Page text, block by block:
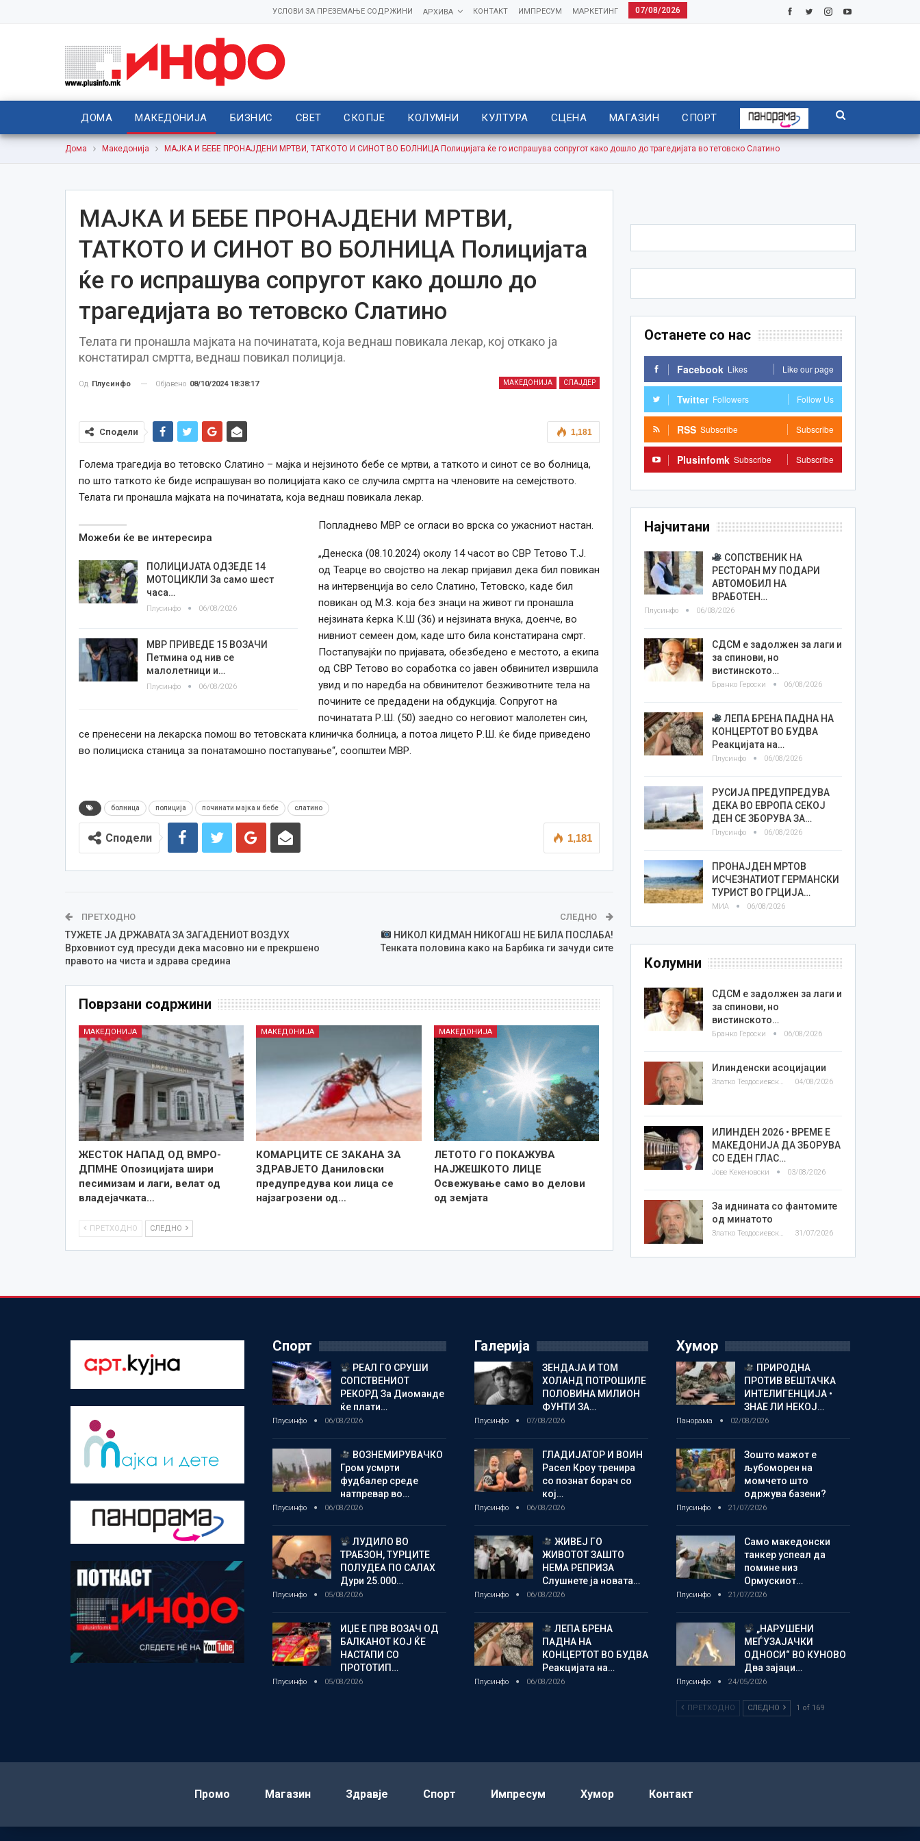
07/08/2026
МАРКЕТИНГ
ИМПРЕСУМ
КОНТАКТ
АРХИВА
УСЛОВИ ЗА ПРЕЗЕМАЊЕ СОДРЖИНИ
ДОМА МАКЕДОНИЈА БИЗНИС СВЕТ СКОПЈЕ КОЛУМНИ КУЛТУРА СЦЕНА МАГАЗИН СПОРТ
Дома Македонија МАЈКА И БЕБЕ ПРОНАЈДЕНИ МРТВИ, ТАТКОТО И СИНОТ ВО БОЛНИЦА Полицијата ќе го испрашува сопругот како дошло до трагедијата во тетовско Слатино
МАЈКА И БЕБЕ ПРОНАЈДЕНИ МРТВИ,
ТАТКОТО И СИНОТ ВО БОЛНИЦА Полицијата
ќе го испрашува сопругот како дошло до
трагедијата во тетовско Слатино
Телата ги пронашла мајката на починатата, која веднаш повикала лекар, кој откако ја
констатирал смртта, веднаш повикал полиција.
МАКЕДОНИЈА СЛАЈДЕР
Од Плусинфо Објавено 08/10/2024 18:38:17
1,181
Сподели
Голема трагедија во тетовско Слатино – мајка и нејзиното бебе се мртви, а таткото и синот се во болница,
по што таткото ќе биде испрашуван во полицијата како се случила смртта на членовите на семејството.
Телата ги пронашла мајката на починатата, која веднаш повикала лекар.
Можеби ќе ве интересира
ПОЛИЦИЈАТА ОДЗЕДЕ 14
МОТОЦИКЛИ За само шест
часа…
Плусинфо 06/08/2026
МВР ПРИВЕДЕ 15 ВОЗАЧИ
Петмина од нив се
малолетници и…
Плусинфо 06/08/2026
Попладнево МВР се огласи во врска со ужасниот настан.
„Денеска (08.10.2024) околу 14 часот во СВР Тетово Т.Ј.
од Теарце во својство на лекар пријавил дека бил повикан
на интервенција во село Слатино, Тетовско, каде бил
повикан од М.З. која без знаци на живот ги пронашла
нејзината ќерка К.Ш (36) и нејзината внука, доенче, во
нивниот семеен дом, каде што била констатирана смрт.
Постапувајќи по пријавата, обезбедено е местото, а екипа
од СВР Тетово во соработка со јавен обвинител извршила
увид и по наредба на обвинителот безживотните тела на
почините се предадени на обдукција. Сопругот на
починатата Р.Ш. (50) заедно со неговиот малолетен син,
се пренесени на лекарска помош во тетовската клиничка болница, а потоа лицето Р.Ш. ќе биде приведено
во полициска станица за понатамошно постапување“, соопштеи МВР.
болница полиција починати мајка и бебе слатино
1,181
Сподели
ПРЕТХОДНО
ТУЖЕТЕ ЈА ДРЖАВАТА ЗА ЗАГАДЕНИОТ ВОЗДУХ
Врховниот суд пресуди дека масовно ни е прекршено
правото на чиста и здрава средина
СЛЕДНО
НИКОЛ КИДМАН НИКОГАШ НЕ БИЛА ПОСЛАБА!
Тенката половина како на Барбика ги зачуди сите
Поврзани содржини
МАКЕДОНИЈА
ЖЕСТОК НАПАД ОД ВМРО-
ДПМНЕ Опозицијата шири
песимизам и лаги, велат од
владејачката…
МАКЕДОНИЈА
КОМАРЦИТЕ СЕ ЗАКАНА ЗА
ЗДРАВЈЕТО Даниловски
предупредува кои лица се
најзагрозени од…
МАКЕДОНИЈА
ЛЕТОТО ГО ПОКАЖУВА
НАЈЖЕШКОТО ЛИЦE
Освежување само во делови
од земјата
ПРЕТХОДНО СЛЕДНО
Останете со нас
Facebook Likes Like our page
Twitter Followers Follow Us
RSS Subscribe Subscribe
Plusinfomk Subscribe Subscribe
Најчитани
СОПСТВЕНИК НА
РЕСТОРАН МУ ПОДАРИ
АВТОМОБИЛ НА
ВРАБОТЕН…
Плусинфо 06/08/2026
СДСМ е задолжен за лаги и
за спинови, но
вистинското…
Бранко Героски 06/08/2026
ЛЕПА БРЕНА ПАДНА НА
КОНЦЕРТОТ ВО БУДВА
Реакцијата на…
Плусинфо 06/08/2026
РУСИЈА ПРЕДУПРЕДУВА
ДЕКА ВО ЕВРОПА СЕКОЈ
ДЕН СЕ ЗБОРУВА ЗА…
Плусинфо 06/08/2026
ПРОНАЈДЕН МРТОВ
ИСЧЕЗНАТИОТ ГЕРМАНСКИ
ТУРИСТ ВО ГРЦИЈА…
МИА 06/08/2026
Колумни
СДСМ е задолжен за лаги и
за спинови, но
вистинското…
Бранко Героски 06/08/2026
Илинденски асоцијации
Златко Теодосиевски 04/08/2026
ИЛИНДЕН 2026 • ВРЕМЕ Е
МАКЕДОНИЈА ДА ЗБОРУВА
СО ЕДЕН ГЛАС…
Јове Кекеновски 03/08/2026
За иднината со фантомите
од минатото
Златко Теодосиевски 31/07/2026
Спорт
РЕАЛ ГО СРУШИ
СОПСТВЕНИОТ
РЕКОРД За Диоманде
ќе плати…
Плусинфо 06/08/2026
ВОЗНЕМИРУВАЧКО
Гром усмрти
фудбалер среде
натпревар во…
Плусинфо 06/08/2026
ЛУДИЛО ВО
ТРАБЗОН, ТУРЦИТЕ
ПОЛУДЕА ПО САЛАХ
Дури 25.000…
Плусинфо 05/08/2026
ИЏЕ Е ПРВ ВОЗАЧ ОД
БАЛКАНОТ КОЈ ЌЕ
НАСТАПИ СО
ПРОТОТИП…
Плусинфо 05/08/2026
Галерија
ЗЕНДАЈА И ТОМ
ХОЛАНД ПОТРОШИЛЕ
ПОЛОВИНА МИЛИОН
ФУНТИ ЗА…
Плусинфо 07/08/2026
ГЛАДИЈАТОР И ВОИН
Расел Кроу тренира
со познат борач со
кој…
Плусинфо 06/08/2026
ЖИВЕЈ ГО
ЖИВОТОТ ЗАШТО
НЕМА РЕПРИЗА
Слушнете ја новата…
Плусинфо 06/08/2026
ЛЕПА БРЕНА
ПАДНА НА
КОНЦЕРТОТ ВО БУДВА
Реакцијата на…
Плусинфо 06/08/2026
Хумор
ПРИРОДНА
ПРОТИВ ВЕШТАЧКА
ИНТЕЛИГЕНЦИЈА •
ЗНАЕ ЛИ НЕКОЈ…
Панорама 02/08/2026
Зошто мажот е
љубоморен на
момчето што
одржува базени?
Плусинфо 21/07/2026
Само македонски
танкер успеал да
помине низ
Ормускиот…
Плусинфо 21/07/2026
„НАРУШЕНИ
МЕЃУЗАЈАЧКИ
ОДНОСИ“ ВО КУНОВО
Два зајаци…
Плусинфо 24/05/2026
ПРЕТХОДНО СЛЕДНО 1 of 169
Промо Магазин Здравје Спорт Импресум Хумор Контакт